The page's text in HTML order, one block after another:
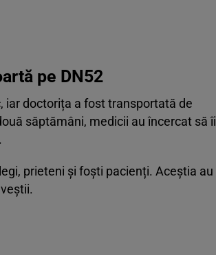
pe DN52
iar doctorița a fost transportată de
săptămâni, medicii au încercat să îi
prieteni și foști pacienți. Aceștia au